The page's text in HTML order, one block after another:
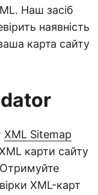
Наш засіб
наявність
карта сайту
XML Sitemap
карти сайту
XML-карт